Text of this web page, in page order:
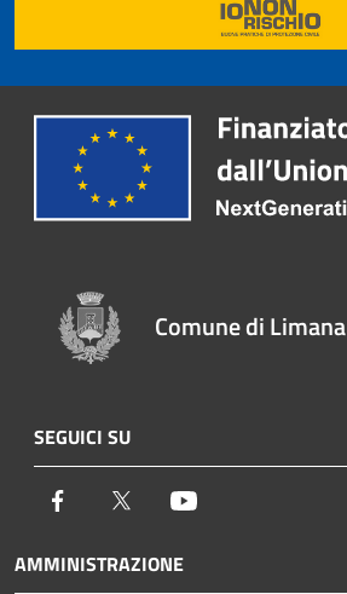
Comune di Limana
SEGUICI SU
Facebook Twitter
AMMINISTRAZIONE